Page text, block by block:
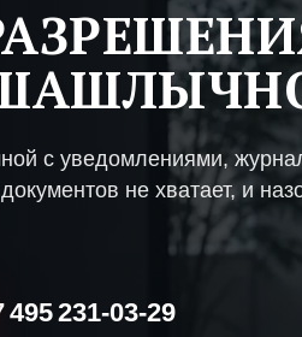
с уведомлениями,
не хватает, и
495 231-03-29